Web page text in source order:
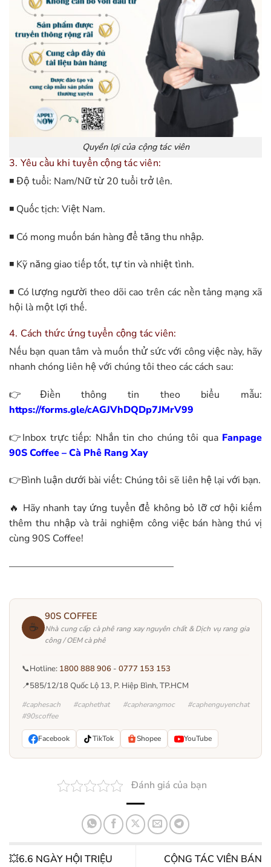
Quyền lợi của cộng tác viên
3. Yêu cầu khi tuyển cộng tác viên:
◾ Độ tuổi: Nam/Nữ từ 20 tuổi trở lên.
◾ Quốc tịch: Việt Nam.
◾ Có mong muốn bán hàng để tăng thu nhập.
◾ Kỹ năng giao tiếp tốt, tự tin và nhiệt tình.
◾ Có lượng người theo dõi cao trên các nền tảng mạng xã
hội là một lợi thế.
4. Cách thức ứng tuyển cộng tác viên:
Nếu bạn quan tâm và muốn thử sức với công việc này, hãy
nhanh chóng liên hệ với chúng tôi theo các cách sau:
👉Điền thông tin theo biểu mẫu:
https://forms.gle/cAGJVhDQDp7JMrV99
👉Inbox trực tiếp: Nhắn tin cho chúng tôi qua Fanpage
90S Coffee – Cà Phê Rang Xay
👉Bình luận dưới bài viết: Chúng tôi sẽ liên hệ lại với bạn.
🔥 Hãy nhanh tay ứng tuyển để không bỏ lỡ cơ hội kiếm
thêm thu nhập và trải nghiệm công việc bán hàng thú vị
cùng 90S Coffee!
—————————————————
☕
90S COFFEE
Nhà cung cấp cà phê rang xay nguyên chất & Dịch vụ rang gia
công / OEM cà phê
📞Hotline: 1800 888 906 - 0777 153 153
📍585/12/18 Quốc Lộ 13, P. Hiệp Bình, TP.HCM
#caphesach #caphethat #capherangmoc #caphenguyenchat
#90scoffee
Facebook TikTok Shopee YouTube
Đánh giá của bạn
💥6.6 NGÀY HỘI TRIỆU
CỘNG TÁC VIÊN BÁN